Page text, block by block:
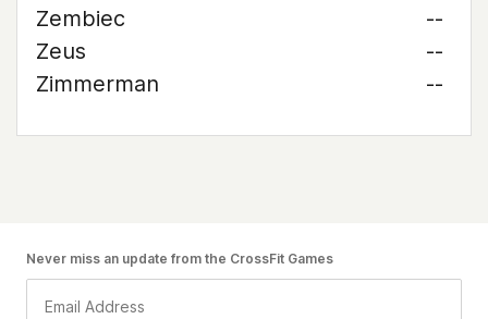
Zembiec
--
Zeus
--
Zimmerman
--
Never miss an update from the CrossFit Games